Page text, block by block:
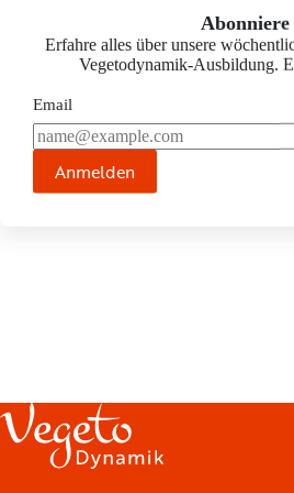
Abonniere
Erfahre alles über unsere
Vegetodynamik-Ausbildung.
Email
Anmelden
E-Mail:
Tel.: 08145-
Homepage:
JETZT